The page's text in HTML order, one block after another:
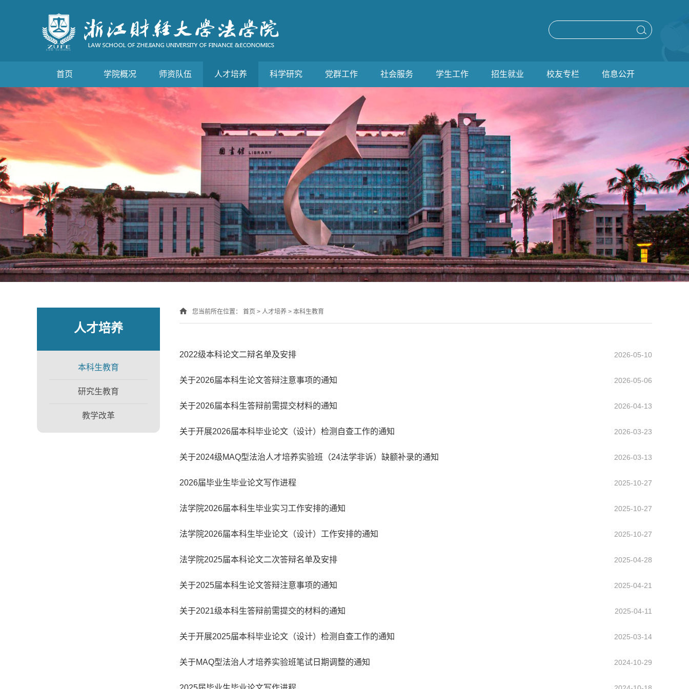
首页 学院概况 师资队伍 人才培养 科学研究 党群工作 社会服务 学生工作 招生就业 校友专栏 信息公开
人才培养
本科生教育
研究生教育
教学改革
您当前所在位置： 首页 > 人才培养 > 本科生教育
2022级本科论文二辩名单及安排 2026-05-10
关于2026届本科生论文答辩注意事项的通知 2026-05-06
关于2026届本科生答辩前需提交材料的通知 2026-04-13
关于开展2026届本科毕业论文（设计）检测自查工作的通知 2026-03-23
关于2024级MAQ型法治人才培养实验班（24法学非诉）缺额补录的通知 2026-03-13
2026届毕业生毕业论文写作进程 2025-10-27
法学院2026届本科生毕业实习工作安排的通知 2025-10-27
法学院2026届本科生毕业论文（设计）工作安排的通知 2025-10-27
法学院2025届本科论文二次答辩名单及安排 2025-04-28
关于2025届本科生论文答辩注意事项的通知 2025-04-21
关于2021级本科生答辩前需提交的材料的通知 2025-04-11
关于开展2025届本科毕业论文（设计）检测自查工作的通知 2025-03-14
关于MAQ型法治人才培养实验班笔试日期调整的通知 2024-10-29